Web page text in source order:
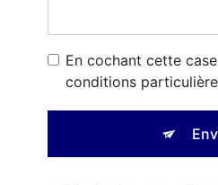
En cochant cette
conditions